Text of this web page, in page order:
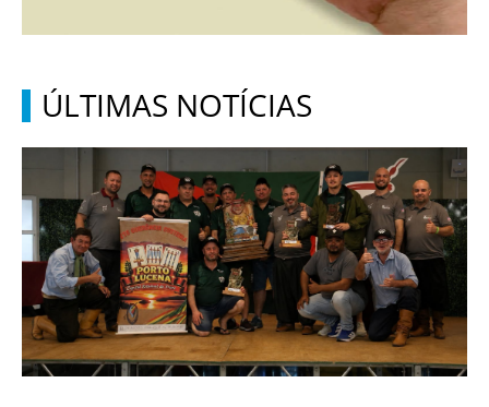
ÚLTIMAS NOTÍCIAS